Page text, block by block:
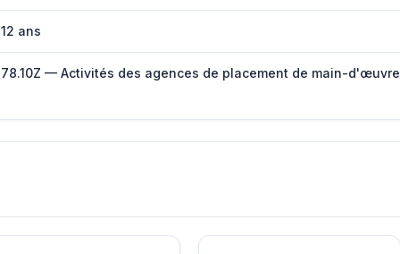
12 ans
78.10Z — Activités des agences de placement de main-d'œuvre